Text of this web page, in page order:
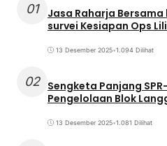
01
Jasa Raharja
survei Kesiapan Ops
13 Desember 2025•1.094 Dilihat
02 Sengketa Panjang
Pengelolaan Blok
13 Desember 2025•1.081 Dilihat